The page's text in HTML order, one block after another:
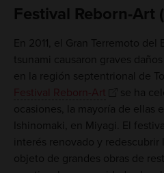
Festival Reborn-Art
En 2011, el Gran Terremoto
tsunami causaron graves
en la región septentrional de
Festival Reborn-Art
se ha
ocasiones, la mayoría de ellas
Ishinomaki, en Miyagi. El
interés renovado y
objeto de grandes obras de